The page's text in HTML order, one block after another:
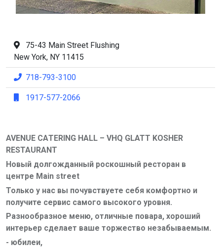
75-43 Main Street Flushing
New York, NY 11415
718-793-3100
1917-577-2066
AVENUE САTERING HALL – VHQ GLATT KOSHER
RESTAURANT
Новый долгожданный роскошный ресторан в
центре Main street
Только у нас вы почувствуете себя комфортно и
получите сервис самого высокого уровня.
Разнообразное меню, отличные повара, хороший
интерьер сделает ваше торжество незабываемым.
- юбилеи,